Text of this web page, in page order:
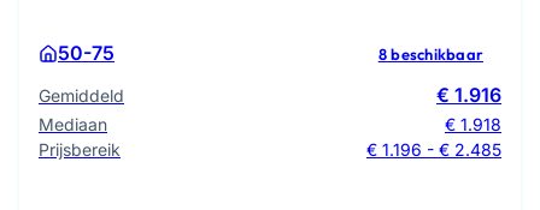
50-75 8 beschikbaar
Gemiddeld € 1.916
Mediaan
€ 1.918
Prijsbereik
€ 1.196 - € 2.485